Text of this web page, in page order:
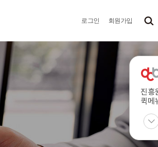
로그인 회원가입
진흥
퀵메